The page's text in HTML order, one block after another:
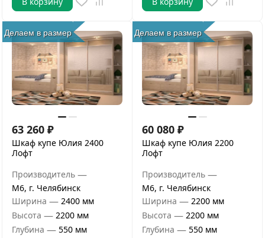
Делаем в размер
63 260 ₽
Шкаф купе Юлия 2400
Лофт
Производитель —
М6, г. Челябинск
Ширина — 2400 мм
Высота — 2200 мм
Глубина — 550 мм
Делаем в размер
60 080 ₽
Шкаф купе Юлия 2200
Лофт
Производитель —
М6, г. Челябинск
Ширина — 2200 мм
Высота — 2200 мм
Глубина — 550 мм